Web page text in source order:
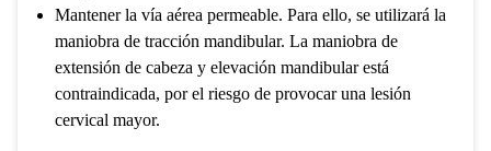
Mantener la vía aérea permeable. Para ello, se utilizará la
maniobra de tracción mandibular. La maniobra de
extensión de cabeza y elevación mandibular está
contraindicada, por el riesgo de provocar una lesión
cervical mayor.